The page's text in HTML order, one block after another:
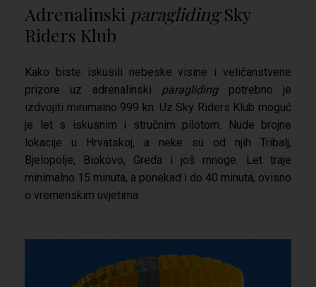
Adrenalinski paraglidingSky
Riders Klub
Kako biste iskusili nebeske visine i veličanstvene
prizore uz adrenalinski paraglidingpotrebno je
izdvojiti minimalno 999 kn. Uz Sky Riders Klub moguć
je let s iskusnim i stručnim pilotom. Nude brojne
lokacije u Hrvatskoj, a neke su od njih Tribalj,
Bjelopolje, Biokovo, Greda i još mnoge. Let traje
minimalno 15 minuta, a ponekad i do 40 minuta, ovisno
o vremenskim uvjetima.